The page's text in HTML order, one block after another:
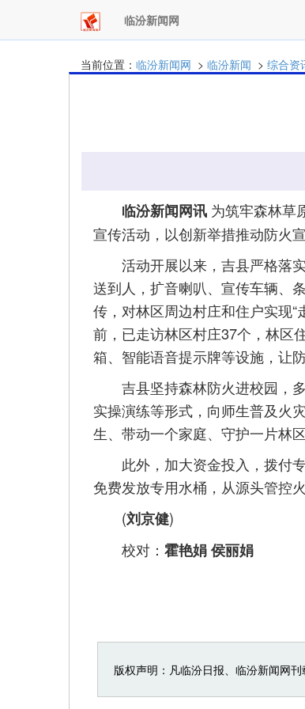
临汾新闻网
当前位置： 临汾新闻网 > 临汾新闻 > 综合资
临汾新闻网讯 为筑牢森林草
宣传活动，以创新举措推动防火
活动开展以来，吉县严格落实
送到人，扩音喇叭、宣传车辆、
传，对林区周边村庄和住户实现
前，已走访林区村庄37个，林区
箱、智能语音提示牌等设施，让
吉县坚持森林防火进校园，多
实操演练等形式，向师生普及火
生、带动一个家庭、守护一片林区
此外，加大资金投入，拨付专
免费发放专用水桶，从源头管控
(刘京健)
校对： 霍艳娟 侯丽娟
版权声明：凡临汾日报、临汾新闻网